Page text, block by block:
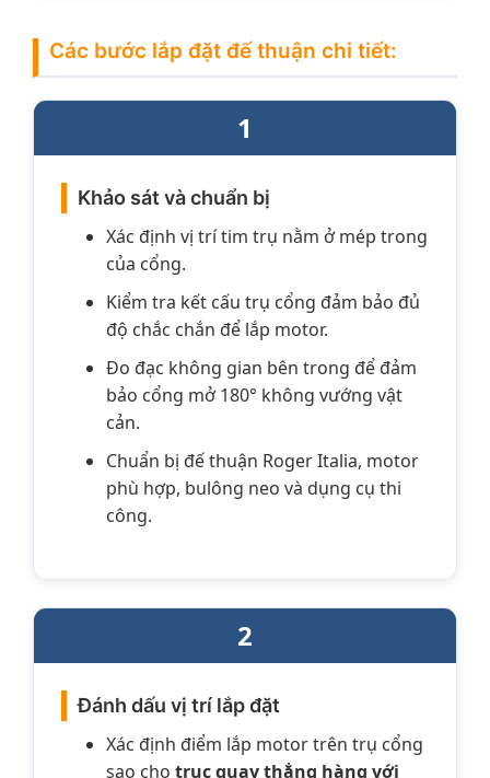
Các bước lắp đặt đế thuận chi tiết:
1
Khảo sát và chuẩn bị
Xác định vị trí tim trụ nằm ở mép trong
của cổng.
Kiểm tra kết cấu trụ cổng đảm bảo đủ
độ chắc chắn để lắp motor.
Đo đạc không gian bên trong để đảm
bảo cổng mở 180° không vướng vật
cản.
Chuẩn bị đế thuận Roger Italia, motor
phù hợp, bulông neo và dụng cụ thi
công.
2
Đánh dấu vị trí lắp đặt
Xác định điểm lắp motor trên trụ cổng
sao cho trục quay thẳng hàng với